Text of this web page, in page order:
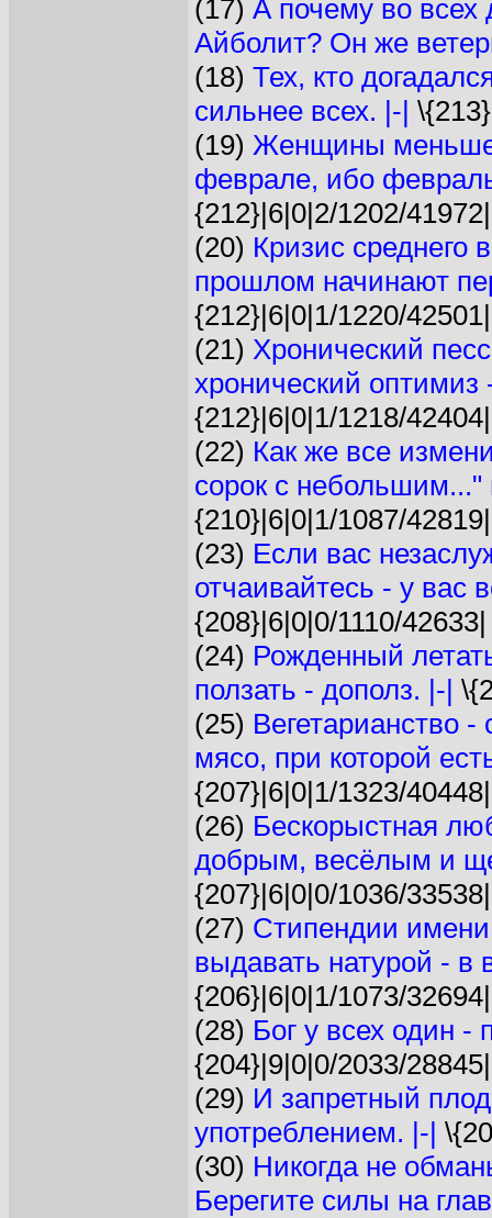
(17) А почему во всех
Айболит? Он же
(18) Тех, кто
сильнее всех. |-|
(19) Женщины меньше
феврале, ибо
{212}|6|0|2/1202/41972|
(20) Кризис среднего
прошлом начинают
{212}|6|0|1/1220/42501|
(21) Хронический
хронический оптимиз
{212}|6|0|1/1218/42404|
(22) Как же все
сорок с небольшим..."
{210}|6|0|1/1087/42819|
(23) Если вас
отчаивайтесь - у вас
{208}|6|0|0/1110/42633|
(24) Рожденный
ползать - дополз. |-|
(25) Вегетарианство -
мясо, при которой
{207}|6|0|1/1323/40448|
(26) Бескорыстная
добрым, весёлым и
{207}|6|0|0/1036/33538|
(27) Стипендии
выдавать натурой - в
{206}|6|0|1/1073/32694|
(28) Бог у всех один
{204}|9|0|0/2033/28845|
(29) И запретный
употреблением. |-|
(30) Никогда не
Берегите силы на